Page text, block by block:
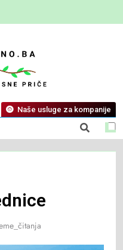
Priče
Naše usluge za kompanije